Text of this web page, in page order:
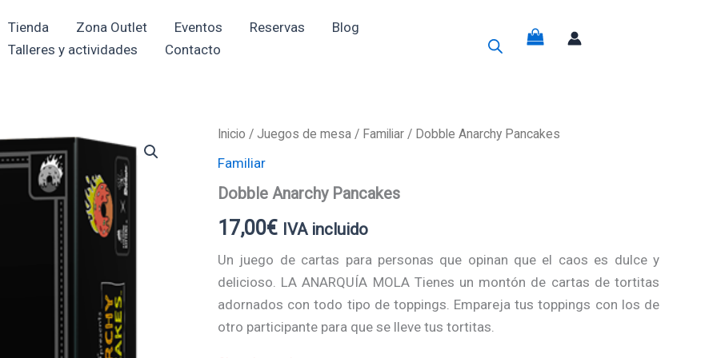
Tienda Zona Outlet Eventos Reservas
Blog
Talleres y actividades
Contacto
Inicio / Juegos de mesa / Familiar / Dobble Anarchy Pancakes
Familiar
Dobble Anarchy Pancakes
17,00€ IVA incluido
Un juego de cartas para personas que opinan que el caos es dulce y
delicioso. LA ANARQUÍA MOLA Tienes un montón de cartas de tortitas
adornados con todo tipo de toppings. Empareja tus toppings con los de
otro participante para que se lleve tus tortitas.